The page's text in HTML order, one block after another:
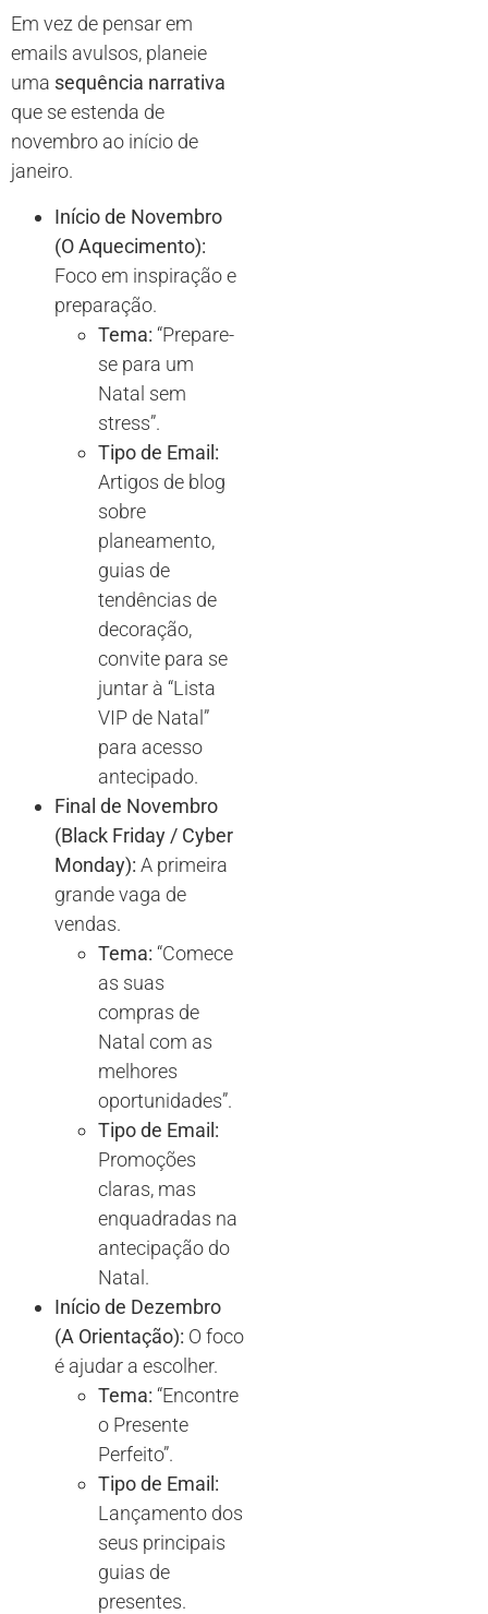
Em vez de pensar em
emails avulsos, planeie
uma sequência narrativa
que se estenda de
novembro ao início de
janeiro.
Início de Novembro
(O Aquecimento):
Foco em inspiração e
preparação.
Tema: “Prepare-
se para um
Natal sem
stress”.
Tipo de Email:
Artigos de blog
sobre
planeamento,
guias de
tendências de
decoração,
convite para se
juntar à “Lista
VIP de Natal”
para acesso
antecipado.
Final de Novembro
(Black Friday / Cyber
Monday): A primeira
grande vaga de
vendas.
Tema: “Comece
as suas
compras de
Natal com as
melhores
oportunidades”.
Tipo de Email:
Promoções
claras, mas
enquadradas na
antecipação do
Natal.
Início de Dezembro
(A Orientação): O foco
é ajudar a escolher.
Tema: “Encontre
o Presente
Perfeito”.
Tipo de Email:
Lançamento dos
seus principais
guias de
presentes.